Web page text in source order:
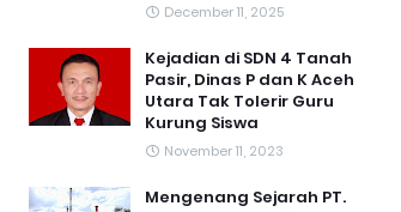
December 11, 2025
Kejadian di SDN 4 Tanah
Pasir, Dinas P dan K Aceh
Utara Tak Tolerir Guru
Kurung Siswa
November 11, 2023
Mengenang Sejarah PT.